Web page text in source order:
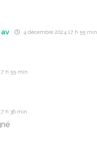
4 décembre 2024 17 h 55 min
h 55 min
h 36 min